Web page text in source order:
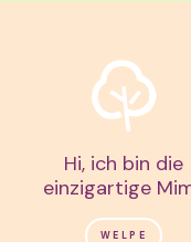
Hi, ich bin die
einzigartige
WELPE